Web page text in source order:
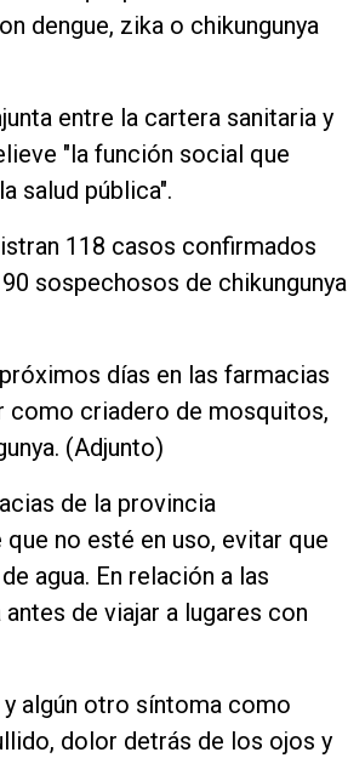
dengue, zika o chikungunya
entre la cartera sanitaria y
"la función social que
salud pública".
118 casos confirmados
sospechosos de chikungunya
días en las farmacias
como criadero de mosquitos,
(Adjunto)
de la provincia
no esté en uso, evitar que
agua. En relación a las
de viajar a lugares con
algún otro síntoma como
dolor detrás de los ojos y